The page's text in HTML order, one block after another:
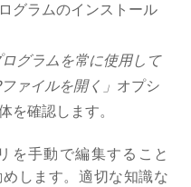
グラムのインストール
ログラムを常に使用して
ァイルを開く」 オプシ
を確認します。
を手動で編集すること
します。適切な知識な